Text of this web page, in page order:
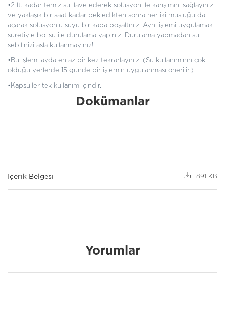
•2 lt. kadar temiz su ilave ederek solüsyon ile karışımını sağlayınız
ve yaklaşık bir saat kadar bekledikten sonra her iki musluğu da
açarak solüsyonlu suyu bir kaba boşaltınız. Aynı işlemi uygulamak
suretiyle bol su ile durulama yapınız. Durulama yapmadan su
sebilinizi asla kullanmayınız!
•Bu işlemi ayda en az bir kez tekrarlayınız. (Su kullanımının çok
olduğu yerlerde 15 günde bir işlemin uygulanması önerilir.)
•Kapsüller tek kullanım içindir.
Dokümanlar
İçerik Belgesi 891 KB
Yorumlar